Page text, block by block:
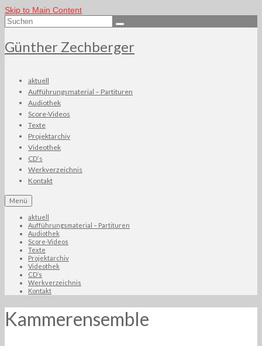
Skip to Main Content
Suchen
nach:
Günther Zechberger
aktuell
Aufführungsmaterial – Partituren
Audiothek
Score-Videos
Texte
Projektarchiv
Videothek
CD’s
Werkverzeichnis
Kontakt
Menü
aktuell
Aufführungsmaterial – Partituren
Audiothek
Score-Videos
Texte
Projektarchiv
Videothek
CD’s
Werkverzeichnis
Kontakt
Kammerensemble